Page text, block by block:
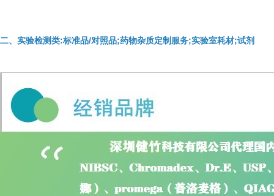
二、实验检测类:标准品/对照品;药物杂质定制服务;实验室耗材;试剂